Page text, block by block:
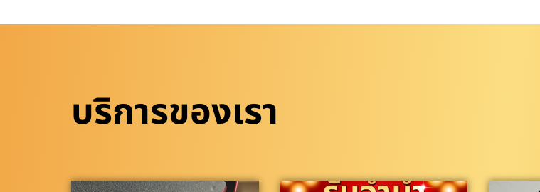
บริการของเรา